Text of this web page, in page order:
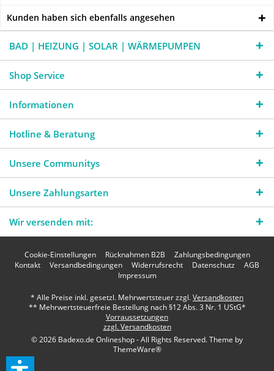
Kunden haben sich ebenfalls angesehen
BAD | HEIZUNG | SOLAR | WÄRMEPUMPEN
Shop Service
Informationen
Hotline & Beratung
Unsere Communitys
Unsere Zahlungsarten
Wir versenden mit:
Cookie-Einstellungen Rücknahmen B2B
Zahlungsbedingungen
Kontakt
Versandbedingungen Widerrufsrecht Datenschutz
AGB
Impressum
* Alle Preise inkl. gesetzl. Mehrwertsteuer zzgl.Versandkosten
** Mehrwertsteuerfreie Bestellung nach §12 Abs. 3 Nr. 1 UStG*
Vorraussetzungen
zzgl. Versandkosten
© 2026 Badexo.de Onlineshop - All Rights Reserved. Theme by
ThemeWare®